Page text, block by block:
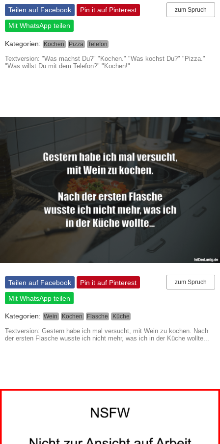
zum Spruch
Teilen auf Facebook
Pin it auf Pinterest
Mit WhatsApp teilen
Kategorien: Kochen Pizza Telefon
Textversion: "Was machst Du?" "Kochen." "Was kochst Du?" "Pizza."
"Was willst Du mit dem Telefon?" "Kochen!"
zum Spruch
Teilen auf Facebook
Pin it auf Pinterest
Mit WhatsApp teilen
Kategorien: Wein Kochen Flasche Küche
Textversion: Gestern habe ich mal versucht, mit Wein zu kochen. Nach
der ersten Flasche wusste ich nicht mehr, was ich in der Küche wollte...